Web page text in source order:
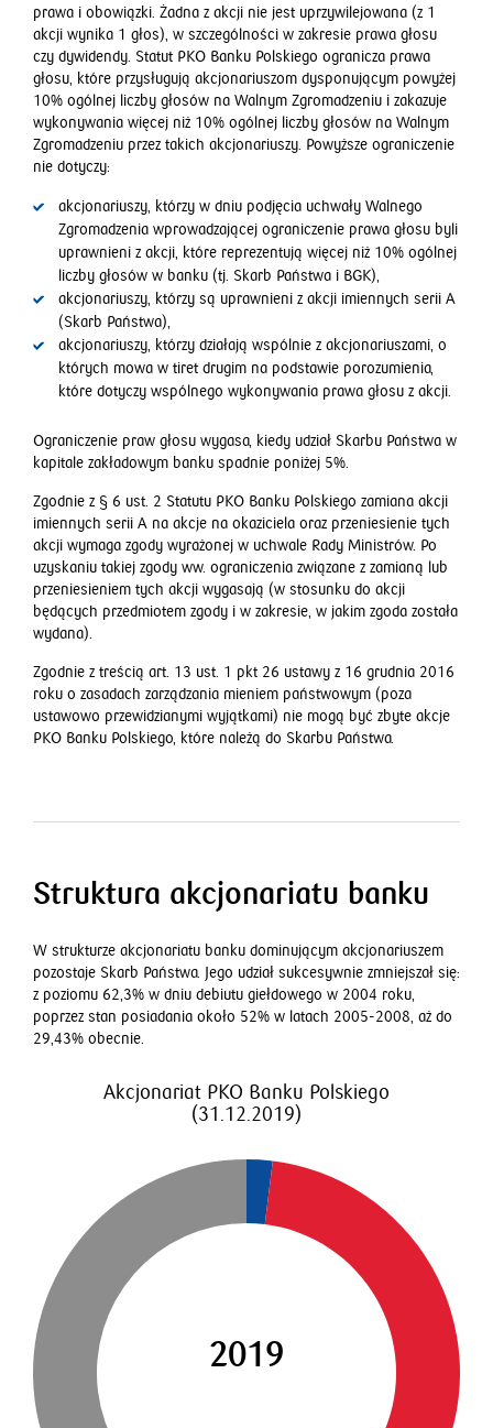
prawa i obowiązki. Żadna z akcji nie jest uprzywilejowana (z 1
akcji wynika 1 głos), w szczególności w zakresie prawa głosu
czy dywidendy. Statut PKO Banku Polskiego ogranicza prawa
głosu, które przysługują akcjonariuszom dysponującym powyżej
10% ogólnej liczby głosów na Walnym Zgromadzeniu i zakazuje
wykonywania więcej niż 10% ogólnej liczby głosów na Walnym
Zgromadzeniu przez takich akcjonariuszy. Powyższe ograniczenie
nie dotyczy:
akcjonariuszy, którzy w dniu podjęcia uchwały Walnego
Zgromadzenia wprowadzającej ograniczenie prawa głosu byli
uprawnieni z akcji, które reprezentują więcej niż 10% ogólnej
liczby głosów w banku (tj. Skarb Państwa i BGK),
akcjonariuszy, którzy są uprawnieni z akcji imiennych serii A
(Skarb Państwa),
akcjonariuszy, którzy działają wspólnie z akcjonariuszami, o
których mowa w tiret drugim na podstawie porozumienia,
które dotyczy wspólnego wykonywania prawa głosu z akcji.
Ograniczenie praw głosu wygasa, kiedy udział Skarbu Państwa w
kapitale zakładowym banku spadnie poniżej 5%.
Zgodnie z § 6 ust. 2 Statutu PKO Banku Polskiego zamiana akcji
imiennych serii A na akcje na okaziciela oraz przeniesienie tych
akcji wymaga zgody wyrażonej w uchwale Rady Ministrów. Po
uzyskaniu takiej zgody ww. ograniczenia związane z zamianą lub
przeniesieniem tych akcji wygasają (w stosunku do akcji
będących przedmiotem zgody i w zakresie, w jakim zgoda została
wydana).
Zgodnie z treścią art. 13 ust. 1 pkt 26 ustawy z 16 grudnia 2016
roku o zasadach zarządzania mieniem państwowym (poza
ustawowo przewidzianymi wyjątkami) nie mogą być zbyte akcje
PKO Banku Polskiego, które należą do Skarbu Państwa.
Struktura akcjonariatu banku
W strukturze akcjonariatu banku dominującym akcjonariuszem
pozostaje Skarb Państwa. Jego udział sukcesywnie zmniejszał się:
z poziomu 62,3% w dniu debiutu giełdowego w 2004 roku,
poprzez stan posiadania około 52% w latach 2005-2008, aż do
29,43% obecnie.
2019
Akcjonariat PKO Banku Polskiego
(31.12.2019)